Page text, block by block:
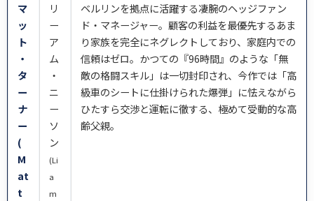
マ
ッ
ト
・
タ
ー
ナ
ー
(
M
at
t
リ
ー
ア
ム
・
ニ
ー
ソ
ン
(Li
a
m
ベルリンを拠点に活躍する凄腕のヘッジファン
ド・マネージャー。顧客の利益を最優先するあま
り家族を完全にネグレクトしており、家庭内での
信頼はゼロ。かつての『96時間』のような「無
敵の格闘スキル」は一切封印され、今作では「高
級車のシートに仕掛けられた爆弾」に怯えながら
ひたすら交渉と運転に徹する、極めて受動的な高
齢父親。